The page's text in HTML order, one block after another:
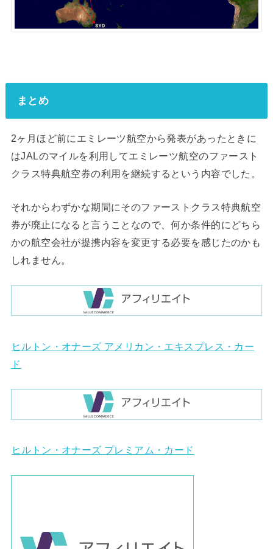
まとめ
2ヶ月ほど前にエミレーツ航空から発表があったときに
はJALのマイルを利用してエミレーツ航空のファースト
クラス特典航空券の利用を継続するという内容でした。
それからわずかな期間にそのファーストクラス特典航空
券が廃止になると言うことなので、何か条件的にどちら
かの航空会社が提携内容を変更する必要を感じたのかも
しれません。
ヒルトン・オナーズ アメリカン・エキスプレス・カー
ド
ヒルトン・オナーズ プレミアム・カード